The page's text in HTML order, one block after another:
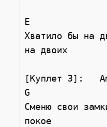
E
Хватило бы на
на двоих
[Куплет 3]:
G
Сменю свои
покое